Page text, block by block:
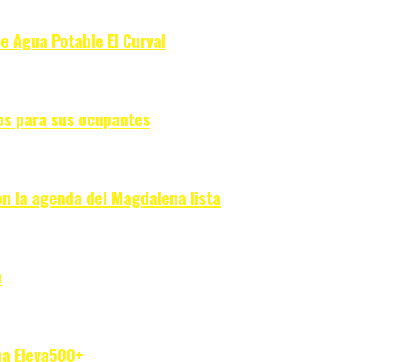
Potable El Curval
para sus ocupantes
la agenda del Magdalena lista
Eleva500+